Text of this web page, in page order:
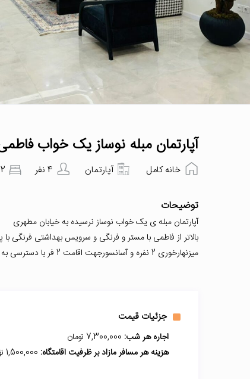
آپارتمان مبله نوساز یک خواب
خانه کامل آپارتمان 4 نفر 2 تعداد اتاق‌خواب
توضیحات
آپارتمان مبله ی یک خواب نوساز نرسیده به خیابان مطهری
بالاتر از فاطمی با مستر و فرنگی و سرویس بهداشتی فرنگی با
میزنهارخوری 2 نفره و آسانسورجهت اقامت 2 فر با دسترسی به میدان فاطمی و مطهری
جزئیات قیمت
اجاره هر شب:
هزینه هر مسافر مازاد بر ظرفیت اقامتگاه: